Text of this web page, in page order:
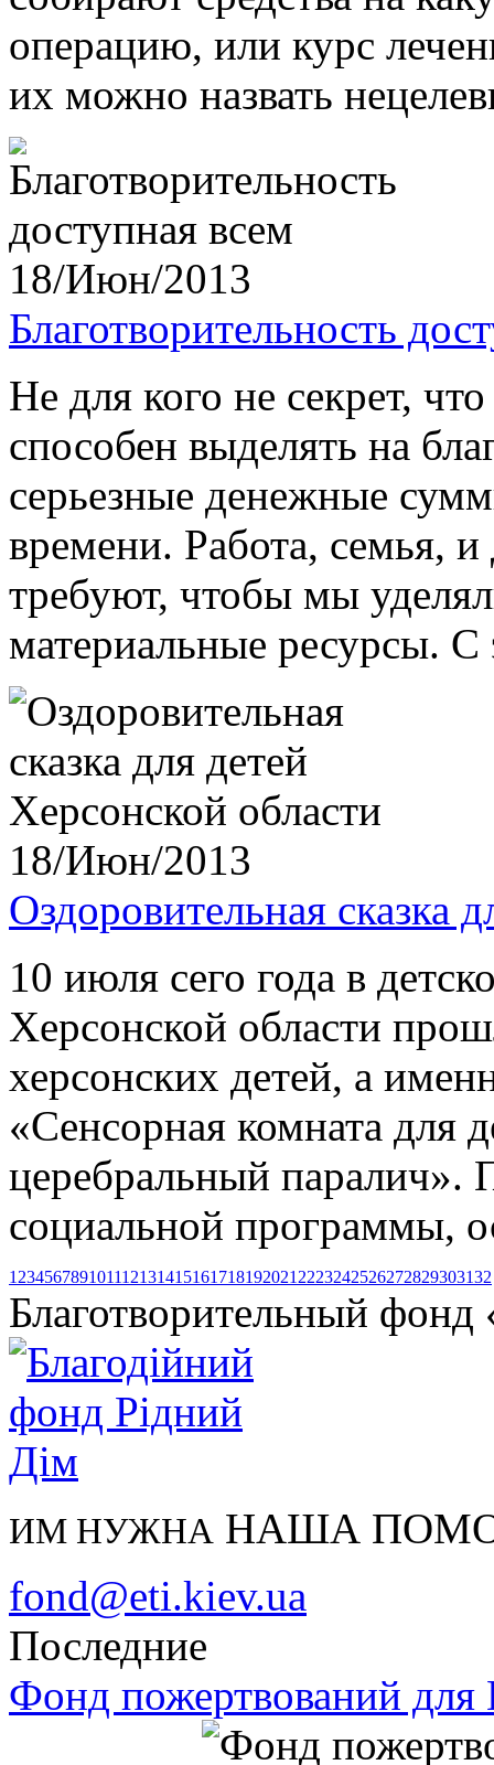
операцию, или курс
их можно назвать
18/Июн/2013
Благотворительность
Не для кого не секрет,
способен выделять на
серьезные денежные
времени. Работа, семья, и
требуют, чтобы мы
материальные ресурсы. С
18/Июн/2013
Оздоровительная сказка
10 июля сего года в
Херсонской области
херсонских детей, а
«Сенсорная комната для
церебральный паралич».
социальной программы,
1234567891011121314151617181920212223242526272829303132
Благотворительный
ИМ НУЖНА НАША
fond@eti.kiev.ua
Последние
Фонд пожертвований для